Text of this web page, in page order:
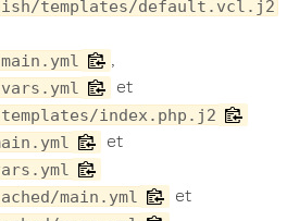
templates/default.vcl.j2
,
vars.yml et
templates/index.php.j2
et
main.yml
et